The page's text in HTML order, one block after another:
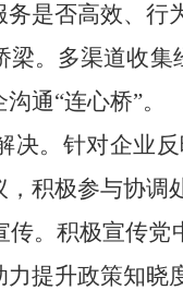
务是否高效、行
梁。 多渠道收集
沟通“连心桥”。
决。 针对企业
，积极参与协调
。 积极宣传党
提升政策知晓